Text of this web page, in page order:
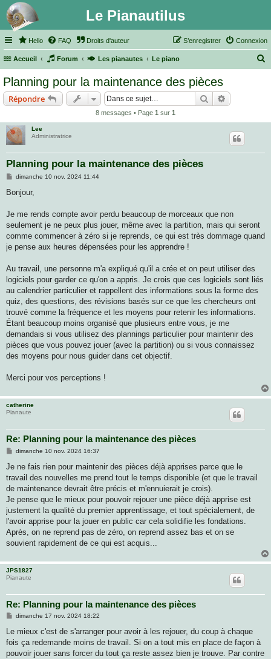
Le Pianautilus
Hello FAQ Droits d'auteur Connexion
S’enregistrer
Accueil Forum Les pianautes Le piano
Planning pour la maintenance des pièces
Répondre Rechercher
8 messages • Page 1 sur 1
Lee
Administratrice
Planning pour la maintenance des pièces
M
s
g
dimanche 10 nov. 2024 11:44
Bonjour,
Je me rends compte avoir perdu beaucoup de morceaux que non
seulement je ne peux plus jouer, même avec la partition, mais qui seront
comme commencer à zéro si je reprends, ce qui est très dommage quand
je pense aux heures dépensées pour les apprendre !
Au travail, une personne m'a expliqué qu'il a crée et on peut utiliser des
logiciels pour garder ce qu'on a appris. Je crois que ces logiciels sont liés
au calendrier particulier et rappellent des informations sous la forme des
quiz, des questions, des révisions basés sur ce que les chercheurs ont
trouvé comme la fréquence et les moyens pour retenir les informations.
Étant beaucoup moins organisé que plusieurs entre vous, je me
demandais si vous utilisez des plannings particulier pour maintenir des
pièces que vous pouvez jouer (avec la partition) ou si vous connaissez
des moyens pour nous guider dans cet objectif.
Merci pour vos perceptions !
catherine
Pianaute
Re: Planning pour la maintenance des pièces
M
s
a
g
dimanche 10 nov. 2024 16:37
Je ne fais rien pour maintenir des pièces déjà apprises parce que le
travail des nouvelles me prend tout le temps disponible (et que le travail
de maintenance devrait être précis et m'ennuierait je crois).
Je pense que le mieux pour pouvoir rejouer une pièce déjà apprise est
justement la qualité du premier apprentissage, et tout spécialement, de
l'avoir apprise pour la jouer en public car cela solidifie les fondations.
Après, on ne reprend pas de zéro, on reprend assez bas et on se
souvient rapidement de ce qui est acquis...
JPS1827
Pianaute
Re: Planning pour la maintenance des pièces
M
s
a
g
dimanche 17 nov. 2024 18:22
Le mieux c'est de s'arranger pour avoir à les rejouer, du coup à chaque
fois ça redemande moins de travail. Si on a tout mis en place de façon à
pouvoir jouer sans forcer du tout ça reste assez bien je trouve. Par contre